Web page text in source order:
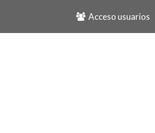
Acceso usuarios